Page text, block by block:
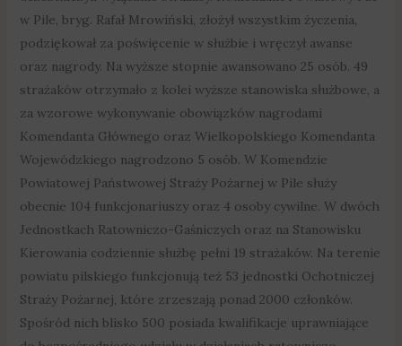
w Pile, bryg. Rafał Mrowiński, złożył wszystkim życzenia,
podziękował za poświęcenie w służbie i wręczył awanse
oraz nagrody. Na wyższe stopnie awansowano 25 osób. 49
strażaków otrzymało z kolei wyższe stanowiska służbowe, a
za wzorowe wykonywanie obowiązków nagrodami
Komendanta Głównego oraz Wielkopolskiego Komendanta
Wojewódzkiego nagrodzono 5 osób. W Komendzie
Powiatowej Państwowej Straży Pożarnej w Pile służy
obecnie 104 funkcjonariuszy oraz 4 osoby cywilne. W dwóch
Jednostkach Ratowniczo-Gaśniczych oraz na Stanowisku
Kierowania codziennie służbę pełni 19 strażaków. Na terenie
powiatu pilskiego funkcjonują też 53 jednostki Ochotniczej
Straży Pożarnej, które zrzeszają ponad 2000 członków.
Spośród nich blisko 500 posiada kwalifikacje uprawniające